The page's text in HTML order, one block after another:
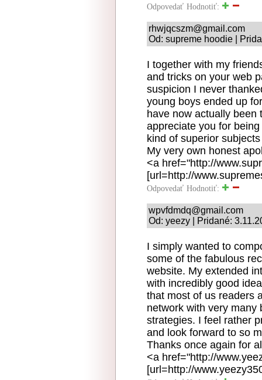
Odpovedať Hodnotiť:
rhwjqcszm@gmail.com
Od: supreme hoodie |
I together with my
and tricks on your web
suspicion I never
young boys ended up
have now actually been
appreciate you for
kind of superior
My very own honest
<a href="http://
[url=http://
Odpovedať Hodnotiť:
wpvfdmdq@gmail.com
Od: yeezy | Pridané:
I simply wanted to
some of the fabulous
website. My extended
with incredibly good
that most of us readers
network with very many
strategies. I feel rather
and look forward to so
Thanks once again for
<a href="http://
[url=http://